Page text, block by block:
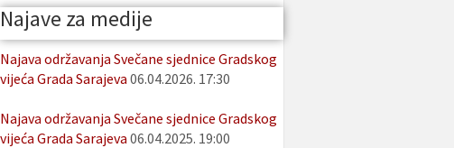
Najave za medije
Najava održavanja Svečane sjednice Gradskog
vijeća Grada Sarajeva 06.04.2026. 17:30
Najava održavanja Svečane sjednice Gradskog
vijeća Grada Sarajeva 06.04.2025. 19:00